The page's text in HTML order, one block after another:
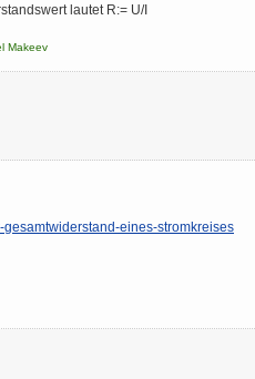
lautet R:= U/I
Makeev
gesamtwiderstand-eines-stromkreises